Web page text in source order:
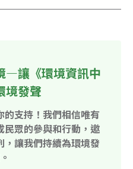
—讓《環境資訊中
境發聲
的支持！我們相信唯有
民眾的參與和行動，邀
，讓我們持續為環境發